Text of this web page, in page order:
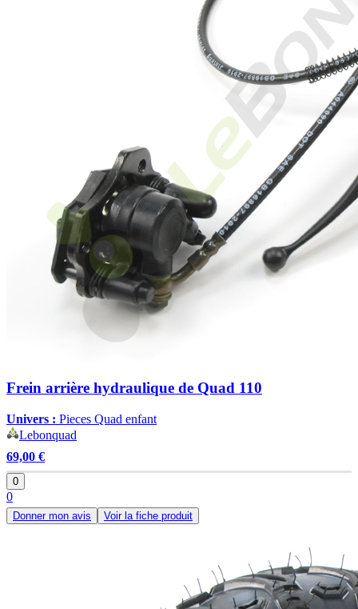
Frein arrière hydraulique de Quad 110
Univers : Pieces Quad enfant
Lebonquad
69,00 €
0
0
Donner mon avis Voir la fiche produit